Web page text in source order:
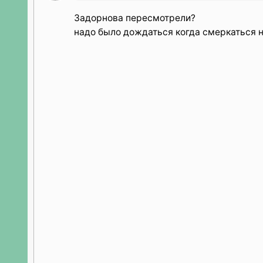
Задорнова пересмотрели?
надо было дождаться когда смеркаться